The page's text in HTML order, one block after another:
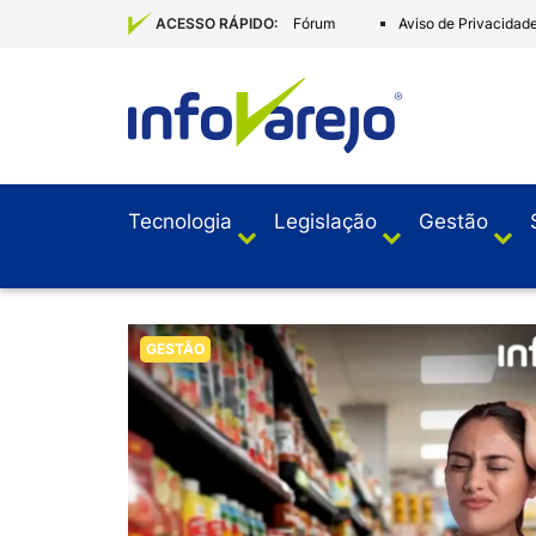
ACESSO RÁPIDO: Fórum Aviso de
Tecnologia Legislação Gestão
GESTÃO